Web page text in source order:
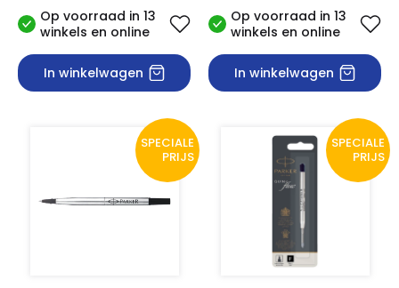
Op voorraad in 13
winkels en online
In winkelwagen
Op voorraad in 13
winkels en online
In winkelwagen
SPECIALE
PRIJS
SPECIALE
PRIJS